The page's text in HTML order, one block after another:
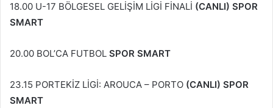
18.00 U-17 BÖLGESEL GELİŞİM LİGİ FİNALİ (CANLI) SPOR
SMART
20.00 BOL’CA FUTBOL SPOR SMART
23.15 PORTEKİZ LİGİ: AROUCA – PORTO (CANLI) SPOR
SMART